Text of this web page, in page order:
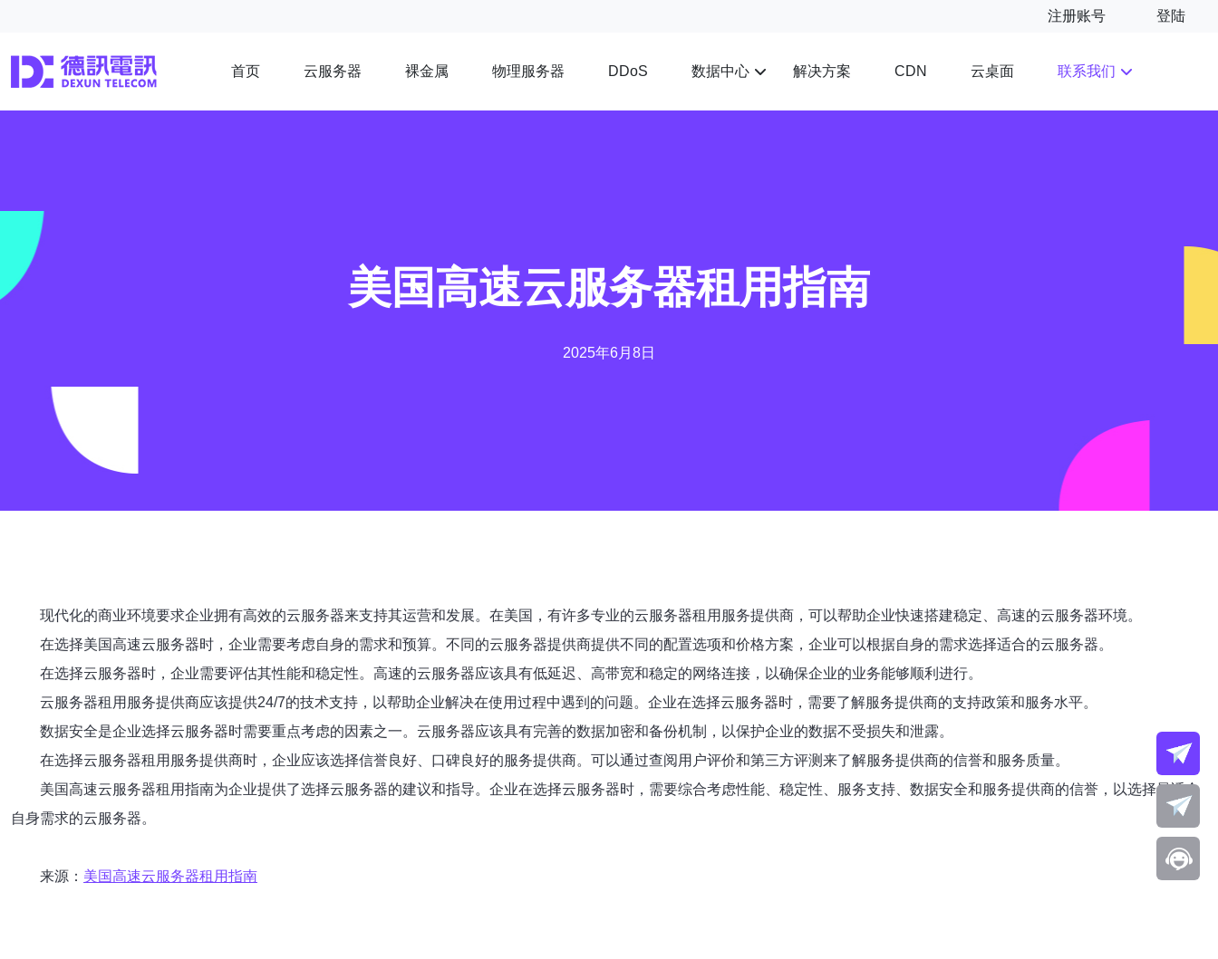
注册账号 登陆
首页 云服务器 裸金属 物理服务器 DDoS 数据中心 解决方案 CDN 云桌面 联系我们
美国高速云服务器租用指南
2025年6月8日
现代化的商业环境要求企业拥有高效的云服务器来支持其运营和发展。在美国，有许多专业的云服务器租用服务提供商，可以帮助企业快速搭建稳定、高速的云服务器环境。
在选择美国高速云服务器时，企业需要考虑自身的需求和预算。不同的云服务器提供商提供不同的配置选项和价格方案，企业可以根据自身的需求选择适合的云服务器。
在选择云服务器时，企业需要评估其性能和稳定性。高速的云服务器应该具有低延迟、高带宽和稳定的网络连接，以确保企业的业务能够顺利进行。
云服务器租用服务提供商应该提供24/7的技术支持，以帮助企业解决在使用过程中遇到的问题。企业在选择云服务器时，需要了解服务提供商的支持政策和服务水平。
数据安全是企业选择云服务器时需要重点考虑的因素之一。云服务器应该具有完善的数据加密和备份机制，以保护企业的数据不受损失和泄露。
在选择云服务器租用服务提供商时，企业应该选择信誉良好、口碑良好的服务提供商。可以通过查阅用户评价和第三方评测来了解服务提供商的信誉和服务质量。
美国高速云服务器租用指南为企业提供了选择云服务器的建议和指导。企业在选择云服务器时，需要综合考虑性能、稳定性、服务支持、数据安全和服务提供商的信誉，以选择最适合
自身需求的云服务器。
来源： 美国高速云服务器租用指南